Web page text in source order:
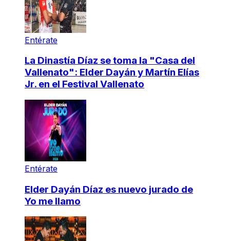
Entérate
La Dinastía Díaz se toma la "Casa del
Vallenato": Elder Dayán y Martín Elías
Jr. en el Festival Vallenato
Entérate
Elder Dayán Díaz es nuevo jurado de
Yo me llamo